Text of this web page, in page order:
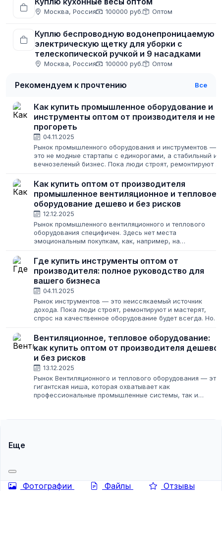
Москва, Россия 100000 руб. Оптом
Куплю беспроводную водонепроницаемую
электрическую щетку для уборки с
телескопической ручкой и 9 насадками
Москва, Россия 100000 руб. Оптом
Рекомендуем к прочтению Все
Как купить промышленное оборудование и
инструменты оптом от производителя и не
прогореть
04.11.2025
Рынок промышленного оборудования и инструментов —
это не модные стартапы с единорогами, а стабильный и
вечнозеленый бизнес. Пока люди строят, ремонтируют и
инструмент. Для предпринимателя...
Как купить оптом от производителя
промышленное вентиляционное и тепловое
оборудование дешево и без рисков
12.12.2025
Рынок промышленного вентиляционного и теплового
оборудования специфичен. Здесь нет места
эмоциональным покупкам, как, например, на
Речь идет о сложных инженерных системах, от которых...
Где купить инструменты оптом от
производителя: полное руководство для
вашего бизнеса
04.11.2025
Рынок инструментов — это неиссякаемый источник
дохода. Пока люди строят, ремонтируют и мастерят,
спрос на качественное оборудование будет всегда. Но
найти надежного поставщика и...
Вентиляционное, тепловое оборудование:
как купить оптом от производителя дешево
и без рисков
13.12.2025
Рынок Вентиляционного и теплового оборудования — это
гигантская ниша, которая охватывает как
профессиональные промышленные системы, так и
Еще
Фотографии Файлы Отзывы